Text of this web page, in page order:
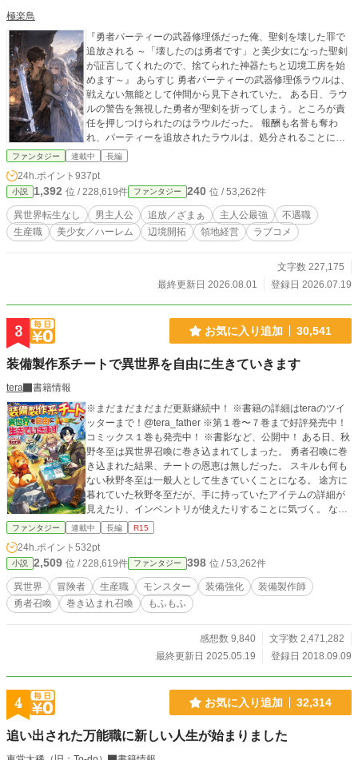
極楽鳥
『勇者パーティーの武器修理係だった俺、聖剣を壊した罪で
追放される ～「壊したのは勇者です」と美少女になった聖剣
が証言してくれたので、捨てられた神器たちと辺境工房を始
めます～』 あらすじ 勇者パーティーの武器修理係ラウルは、
戦えない無能として仲間から見下されていた。 ある日、ラウ
ルの警告を無視した勇者が聖剣を折ってしまう。ところが責
任を押しつけられたのはラウルだった。 報酬も名誉も奪わ
れ、パーティーを追放されたラウルは、処分されることにな
った聖剣だけを引き取って辺境へ向かう。 廃村の鍛冶場で折
性が現れた。 「わたしを壊したのは勇者です。そして、あな
たこそがわたしの主です」 ラウルの外れ技能【原型復元】に
は、壊れた神器を本来の姿へ戻す力があった。 聖剣、神盾、
魔導鎧、古代要塞――。 捨てられた神器を直すたび、最強の
美少女が仲間になっていく。 これは無能扱いされた修理師
ファンタジー 連載中 長編
24h.ポイント 937pt
小説 1,392 位 / 228,619件 ファンタジー 240 位 / 53,262件
異世界転生なし 男主人公 追放／ざまぁ 主人公最強
不遇職
生産職
美少女／ハーレム 辺境開拓 領地経営 ラブコメ
文字数 227,175
最終更新日 2026.08.01
登録日 2026.07.19
3 お気に入り追加 30,541
装備製作系チートで異世界を自由に生きていきます
tera
書籍情報
※まだまだまだまだ更新継続中！ ※書籍の詳細はteraのツイ
ッターまで！@tera_father ※第１巻〜７巻まで好評発売中！
コミックス１巻も発売中！ ※書影など、公開中！ ある日、秋
野冬至は異世界召喚に巻き込まれてしまった。 勇者召喚に巻
き込まれた結果、チートの恩恵は無しだった。 スキルも何も
ない秋野冬至は一般人として生きていくことになる。 途方に
暮れていた秋野冬至だが、手に持っていたアイテムの詳細が
見えたり、インベントリが使えたりすることに気づく。 なん
と、召喚前にやっていたゲームシステムをそっくりそのまま
イテムとして誰かが倒した魔物の素材が拾え、お金も拾え、
さらに秋野冬至だけが自由に装備を強化したり、錬金した
り、ゲームのいいとこ取りみたいな事をできてしまう。
ファンタジー 連載中 長編 R15
24h.ポイント 532pt
小説 2,509 位 / 228,619件 ファンタジー 398 位 / 53,262件
異世界 冒険者 生産職 モンスター 装備強化
装備製作師
勇者召喚
巻き込まれ召喚 もふもふ
感想数 9,840
文字数 2,471,282
最終更新日 2025.05.19
登録日 2018.09.09
4 お気に入り追加 32,314
追い出された万能職に新しい人生が始まりました